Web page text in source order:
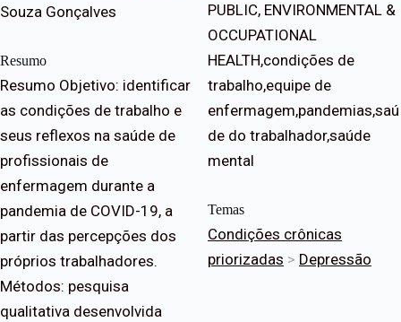
Souza Gonçalves
Resumo
Resumo Objetivo: identificar
as condições de trabalho e
seus reflexos na saúde de
profissionais de
enfermagem durante a
pandemia de COVID-19, a
partir das percepções dos
próprios trabalhadores.
Métodos: pesquisa
qualitativa desenvolvida
PUBLIC, ENVIRONMENTAL &
OCCUPATIONAL
HEALTH,condições de
trabalho,equipe de
enfermagem,pandemias,saú
de do trabalhador,saúde
mental
Temas
Condições crônicas
priorizadas > Depressão